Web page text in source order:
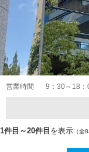
営業時間 9：30～18
1件目～20件目 を表示 （全